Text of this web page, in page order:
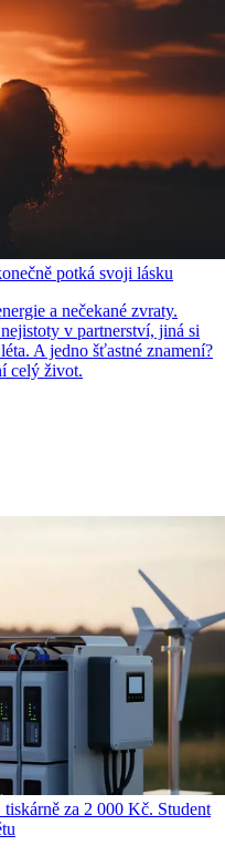
potká svoji lásku
a nečekané zvraty.
v partnerství, jiná si
A jedno šťastné znamení?
celý život.
za 2 000 Kč. Student